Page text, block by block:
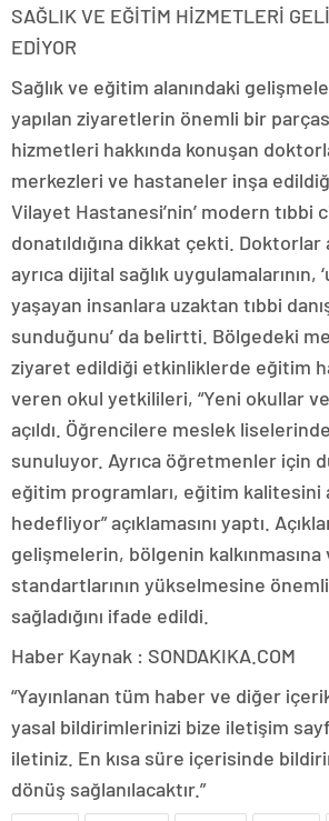
SAĞLIK VE EĞİTİM HİZMETLERİ
EDİYOR
Sağlık ve eğitim alanındaki
yapılan ziyaretlerin önemli bir
hizmetleri hakkında konuşan
merkezleri ve hastaneler inşa
Vilayet Hastanesi’nin’ modern tıbbi
donatıldığına dikkat çekti. Doktorlar
ayrıca dijital sağlık uygulamalarının,
yaşayan insanlara uzaktan tıbbi
sunduğunu’ da belirtti. Bölgedeki
ziyaret edildiği etkinliklerde eğitim
veren okul yetkilileri, “Yeni okullar
açıldı. Öğrencilere meslek
sunuluyor. Ayrıca öğretmenler için
eğitim programları, eğitim kalitesini
hedefliyor” açıklamasını yaptı.
gelişmelerin, bölgenin kalkınmasına
standartlarının yükselmesine
sağladığını ifade edildi.
Haber Kaynak : SONDAKIKA.COM
“Yayınlanan tüm haber ve diğer
yasal bildirimlerinizi bize iletişim
iletiniz. En kısa süre içerisinde
dönüş sağlanılacaktır.”